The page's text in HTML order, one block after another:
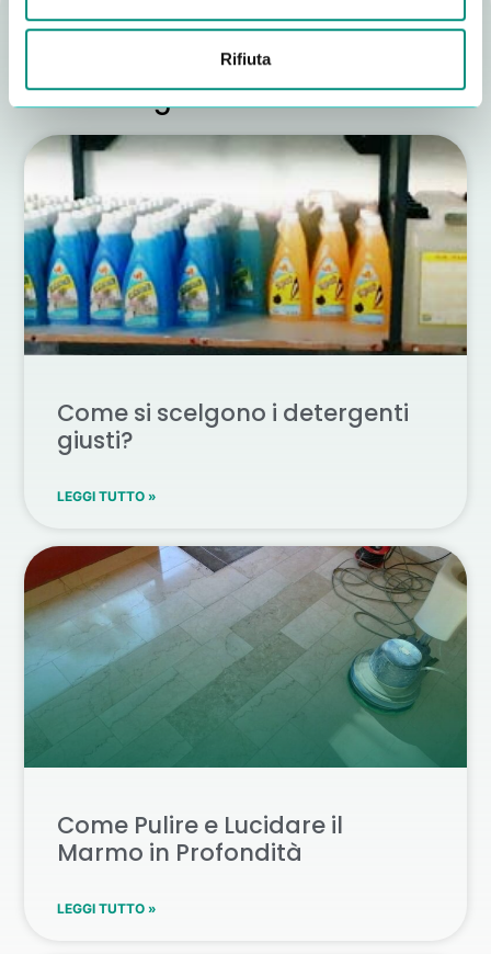
Rifiuta
Altri consigli utili
Come si scelgono i detergenti
giusti?
LEGGI TUTTO »
Come Pulire e Lucidare il
Marmo in Profondità
LEGGI TUTTO »